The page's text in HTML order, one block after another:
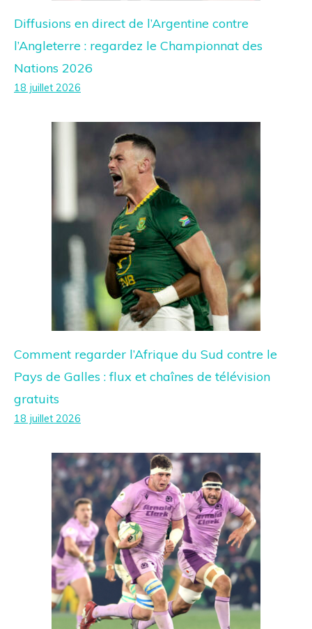
Diffusions en direct de l’Argentine contre
l’Angleterre : regardez le Championnat des
Nations 2026
18 juillet 2026
Comment regarder l’Afrique du Sud contre le
Pays de Galles : flux et chaînes de télévision
gratuits
18 juillet 2026